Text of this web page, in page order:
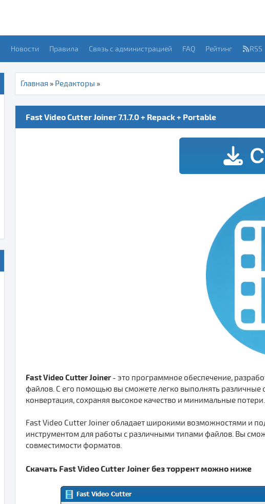
Новости Правила Связь с администрацией FAQ Рейтинг RSS
Главная » Редакторы »
Fast Video Cutter Joiner 7.1.7.0 + Repack + Portable
Fast Video Cutter Joiner- это программное обеспечение,
файлов. С его помощью вы сможете легко выполнять различные
конвертация, сохраняя высокое качество и минимальные
Fast Video Cutter Joiner обладает широкими возможностями и
инструментом для работы с различными типами файлов. Вы
совместимости форматов.
Скачать Fast Video Cutter Joiner без торрент можно ниже